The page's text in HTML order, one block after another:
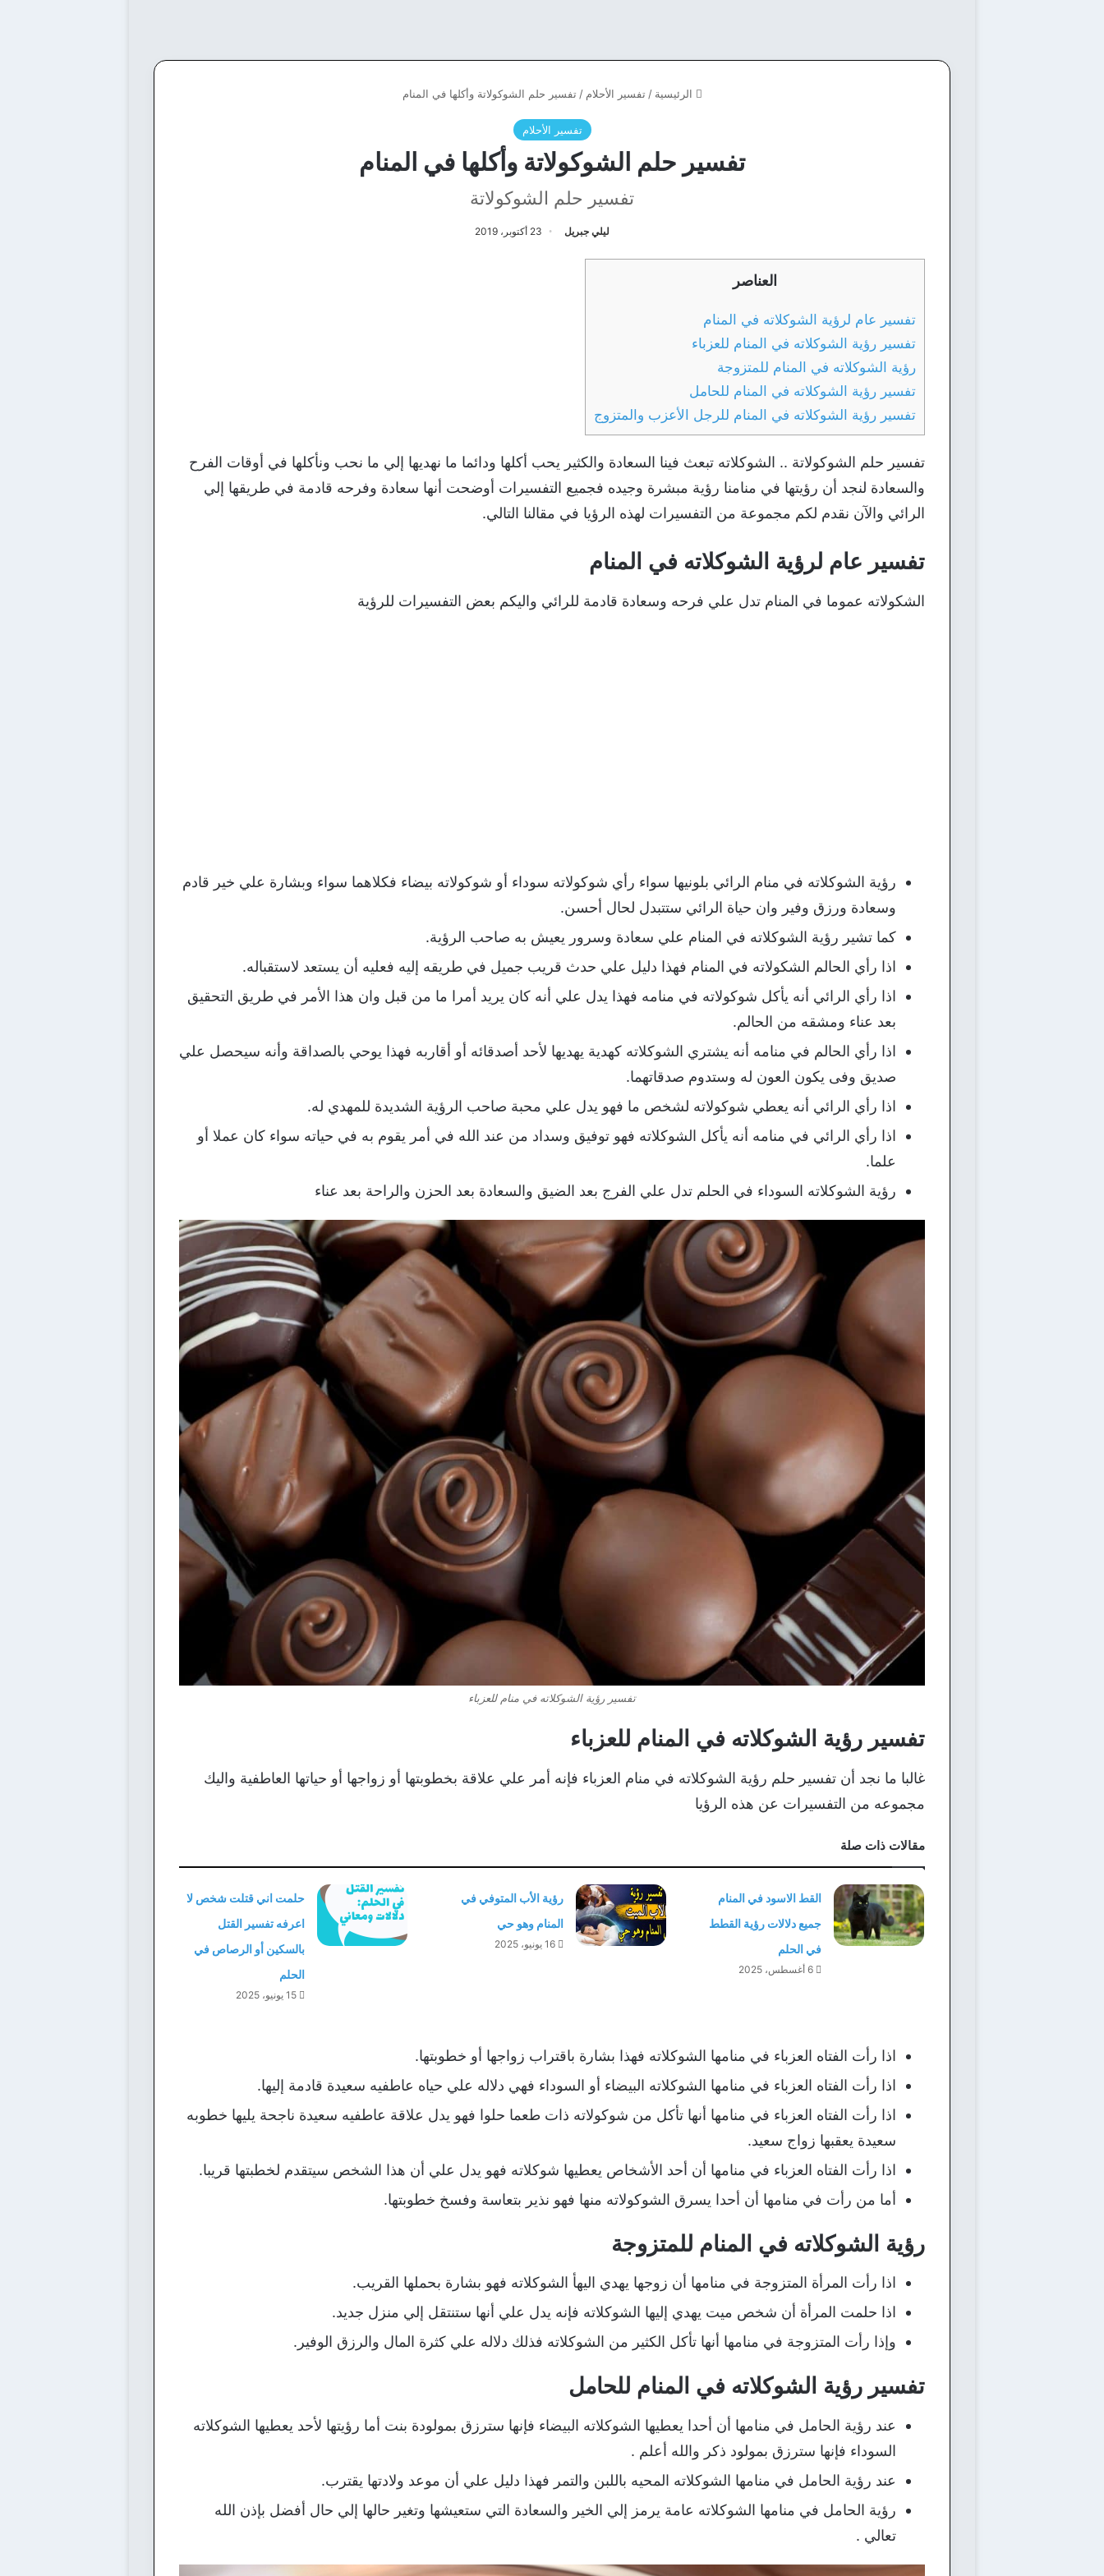
الرئيسية / تفسير الأحلام / تفسير حلم الشوكولاتة وأكلها في المنام
تفسير الأحلام
تفسير حلم الشوكولاتة وأكلها في المنام
تفسير حلم الشوكولاتة
ليلي جبريل 23 أكتوبر، 2019
العناصر
تفسير عام لرؤية الشوكلاته في المنام
تفسير رؤية الشوكلاته في المنام للعزباء
رؤية الشوكلاته في المنام للمتزوجة
تفسير رؤية الشوكلاته في المنام للحامل
تفسير رؤية الشوكلاته في المنام للرجل الأعزب والمتزوج
تفسير حلم الشوكولاتة .. الشوكلاته تبعث فينا السعادة والكثير يحب أكلها ودائما ما نهديها إلي ما نحب ونأكلها في أوقات الفرح
والسعادة لنجد أن رؤيتها في منامنا رؤية مبشرة وجيده فجميع التفسيرات أوضحت أنها سعادة وفرحه قادمة في طريقها إلي
الرائي والآن نقدم لكم مجموعة من التفسيرات لهذه الرؤيا في مقالنا التالي.
تفسير عام لرؤية الشوكلاته في المنام
الشكولاته عموما في المنام تدل علي فرحه وسعادة قادمة للرائي واليكم بعض التفسيرات للرؤية
رؤية الشوكلاته في منام الرائي بلونيها سواء رأي شوكولاته سوداء أو شوكولاته بيضاء فكلاهما سواء وبشارة علي خير قادم
وسعادة ورزق وفير وان حياة الرائي ستتبدل لحال أحسن.
كما تشير رؤية الشوكلاته في المنام علي سعادة وسرور يعيش به صاحب الرؤية.
اذا رأي الحالم الشكولاته في المنام فهذا دليل علي حدث قريب جميل في طريقه إليه فعليه أن يستعد لاستقباله.
اذا رأي الرائي أنه يأكل شوكولاته في منامه فهذا يدل علي أنه كان يريد أمرا ما من قبل وان هذا الأمر في طريق التحقيق
بعد عناء ومشقه من الحالم.
اذا رأي الحالم في منامه أنه يشتري الشوكلاته كهدية يهديها لأحد أصدقائه أو أقاربه فهذا يوحي بالصداقة وأنه سيحصل علي
صديق وفى يكون العون له وستدوم صدقاتهما.
اذا رأي الرائي أنه يعطي شوكولاته لشخص ما فهو يدل علي محبة صاحب الرؤية الشديدة للمهدي له.
اذا رأي الرائي في منامه أنه يأكل الشوكلاته فهو توفيق وسداد من عند الله في أمر يقوم به في حياته سواء كان عملا أو
علما.
رؤية الشوكلاته السوداء في الحلم تدل علي الفرج بعد الضيق والسعادة بعد الحزن والراحة بعد عناء
تفسير رؤية الشوكلاته في منام للعزباء
تفسير رؤية الشوكلاته في المنام للعزباء
غالبا ما نجد أن تفسير حلم رؤية الشوكلاته في منام العزباء فإنه أمر علي علاقة بخطوبتها أو زواجها أو حياتها العاطفية واليك
مجموعه من التفسيرات عن هذه الرؤيا
مقالات ذات صلة
القط الاسود في المنام
جميع دلالات رؤية القطط
في الحلم
6 أغسطس، 2025
رؤية الأب المتوفي في
المنام وهو حي
16 يونيو، 2025
حلمت اني قتلت شخص لا
اعرفه تفسير القتل
بالسكين أو الرصاص في
الحلم
15 يونيو، 2025
اذا رأت الفتاه العزباء في منامها الشوكلاته فهذا بشارة باقتراب زواجها أو خطوبتها.
اذا رأت الفتاه العزباء في منامها الشوكلاته البيضاء أو السوداء فهي دلاله علي حياه عاطفيه سعيدة قادمة إليها.
اذا رأت الفتاه العزباء في منامها أنها تأكل من شوكولاته ذات طعما حلوا فهو يدل علاقة عاطفيه سعيدة ناجحة يليها خطوبه
سعيدة يعقبها زواج سعيد.
اذا رأت الفتاه العزباء في منامها أن أحد الأشخاص يعطيها شوكلاته فهو يدل علي أن هذا الشخص سيتقدم لخطبتها قريبا.
أما من رأت في منامها أن أحدا يسرق الشوكولاته منها فهو نذير بتعاسة وفسخ خطوبتها.
رؤية الشوكلاته في المنام للمتزوجة
اذا رأت المرأة المتزوجة في منامها أن زوجها يهدي اليهأ الشوكلاته فهو بشارة بحملها القريب.
اذا حلمت المرأة أن شخص ميت يهدي إليها الشوكلاته فإنه يدل علي أنها ستنتقل إلي منزل جديد.
وإذا رأت المتزوجة في منامها أنها تأكل الكثير من الشوكلاته فذلك دلاله علي كثرة المال والرزق الوفير.
تفسير رؤية الشوكلاته في المنام للحامل
عند رؤية الحامل في منامها أن أحدا يعطيها الشوكلاته البيضاء فإنها سترزق بمولودة بنت أما رؤيتها لأحد يعطيها الشوكلاته
السوداء فإنها سترزق بمولود ذكر والله أعلم .
عند رؤية الحامل في منامها الشوكلاته المحيه باللبن والتمر فهذا دليل علي أن موعد ولادتها يقترب.
رؤية الحامل في منامها الشوكلاته عامة يرمز إلي الخير والسعادة التي ستعيشها وتغير حالها إلي حال أفضل بإذن الله
تعالي .